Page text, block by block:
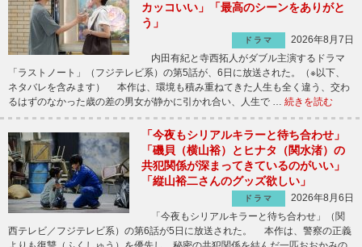
カッコいい」「最高のシーンをありがと
う」
ドラマ
2026年8月7日
内田有紀と寺西拓人がダブル主演するドラマ
「ラストノート」（フジテレビ系）の第5話が、6日に放送された。（※以下、
ネタバレを含みます） 本作は、環境も積み重ねてきた人生も全く違う、交わ
るはずのなかった歳の差の男女が静かに引かれ合い、人生で … 続きを読む
「今夜もシリアルキラーと待ち合わせ」
「磯貝（横山裕）とヒナタ（関水渚）の
共犯関係が深まってきているのがいい」
「縦山裕二さんのグッズ欲しい」
ドラマ
2026年8月6日
「今夜もシリアルキラーと待ち合わせ」（関
西テレビ／フジテレビ系）の第6話が5日に放送された。 本作は、警察の正義